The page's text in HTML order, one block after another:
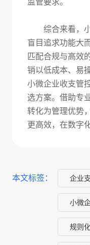
综合来看，
盲目追求功能大
匹配合规与高效
销以低成本、易
小微企业收支管
选方案。借助专
转化为管理优势
更高效，在数字
本文标签： 企业
小微
规则